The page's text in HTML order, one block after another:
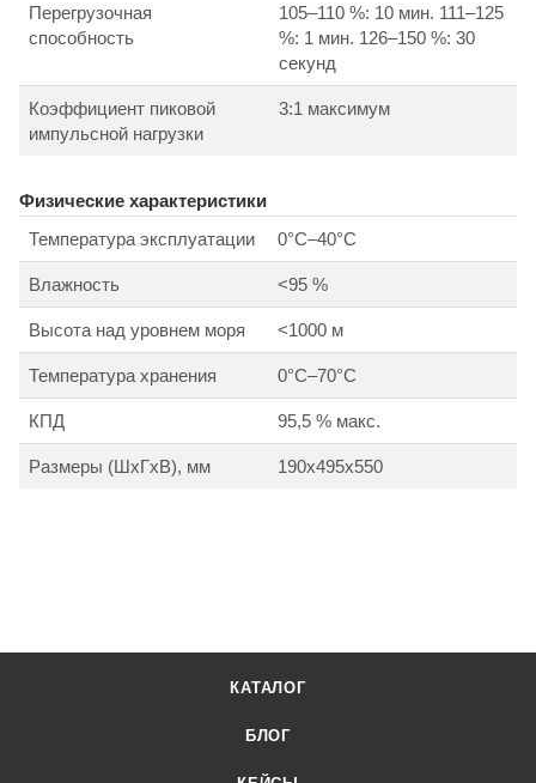
Перегрузочная
способность
105–110 %: 10 мин. 111–125
%: 1 мин. 126–150 %: 30
секунд
Коэффициент пиковой
импульсной нагрузки
3:1 максимум
Физические характеристики
Температура эксплуатации
0°C–40°C
Влажность <95 %
Высота над уровнем моря <1000 м
Температура хранения 0°C–70°C
КПД 95,5 % макс.
Размеры (ШхГхВ), мм 190х495х550
КАТАЛОГ
БЛОГ